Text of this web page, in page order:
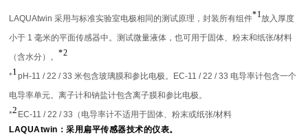
LAQUAtwin 采用与标准实验室电极相同的测试原理，封装所有组件*1放入厚度
小于 1 毫米的平面传感器中。测试微量液体，也可用于固体、粉末和纸张/材料
（含水分）。 *2
*1 pH-11 / 22 / 33 米包含玻璃膜和参比电极。EC-11 / 22 / 33 电导率计包含一个
电导率单元。离子计和钠盐计包含离子膜和参比电极。
*2 EC-11 / 22 / 33（电导率计不适用于固体、粉末或纸张/材料
LAQUAtwin：采用扁平传感器技术的仪表。